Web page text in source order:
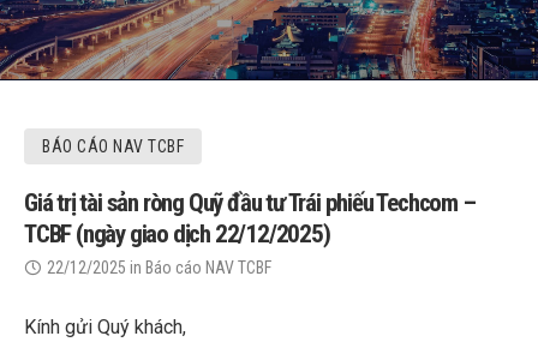
BÁO CÁO NAV TCBF
Giá trị tài sản ròng Quỹ đầu tư Trái phiếu Techcom –
TCBF (ngày giao dịch 22/12/2025)
22/12/2025 in Báo cáo NAV TCBF
Kính gửi Quý khách,